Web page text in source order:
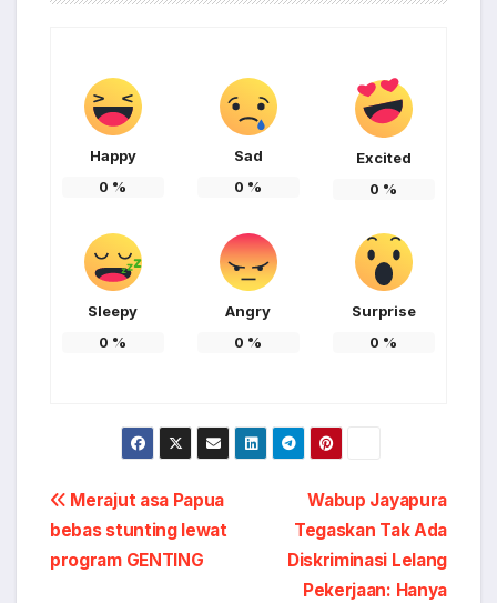
Happy
0 %
Sad
0 %
Excited
0 %
Sleepy
0 %
Angry
0 %
Surprise
0 %
Post
navigation
Wabup Jayapura
Tegaskan Tak Ada
Diskriminasi Lelang
Pekerjaan: Hanya
Merajut asa Papua
bebas stunting lewat
program GENTING